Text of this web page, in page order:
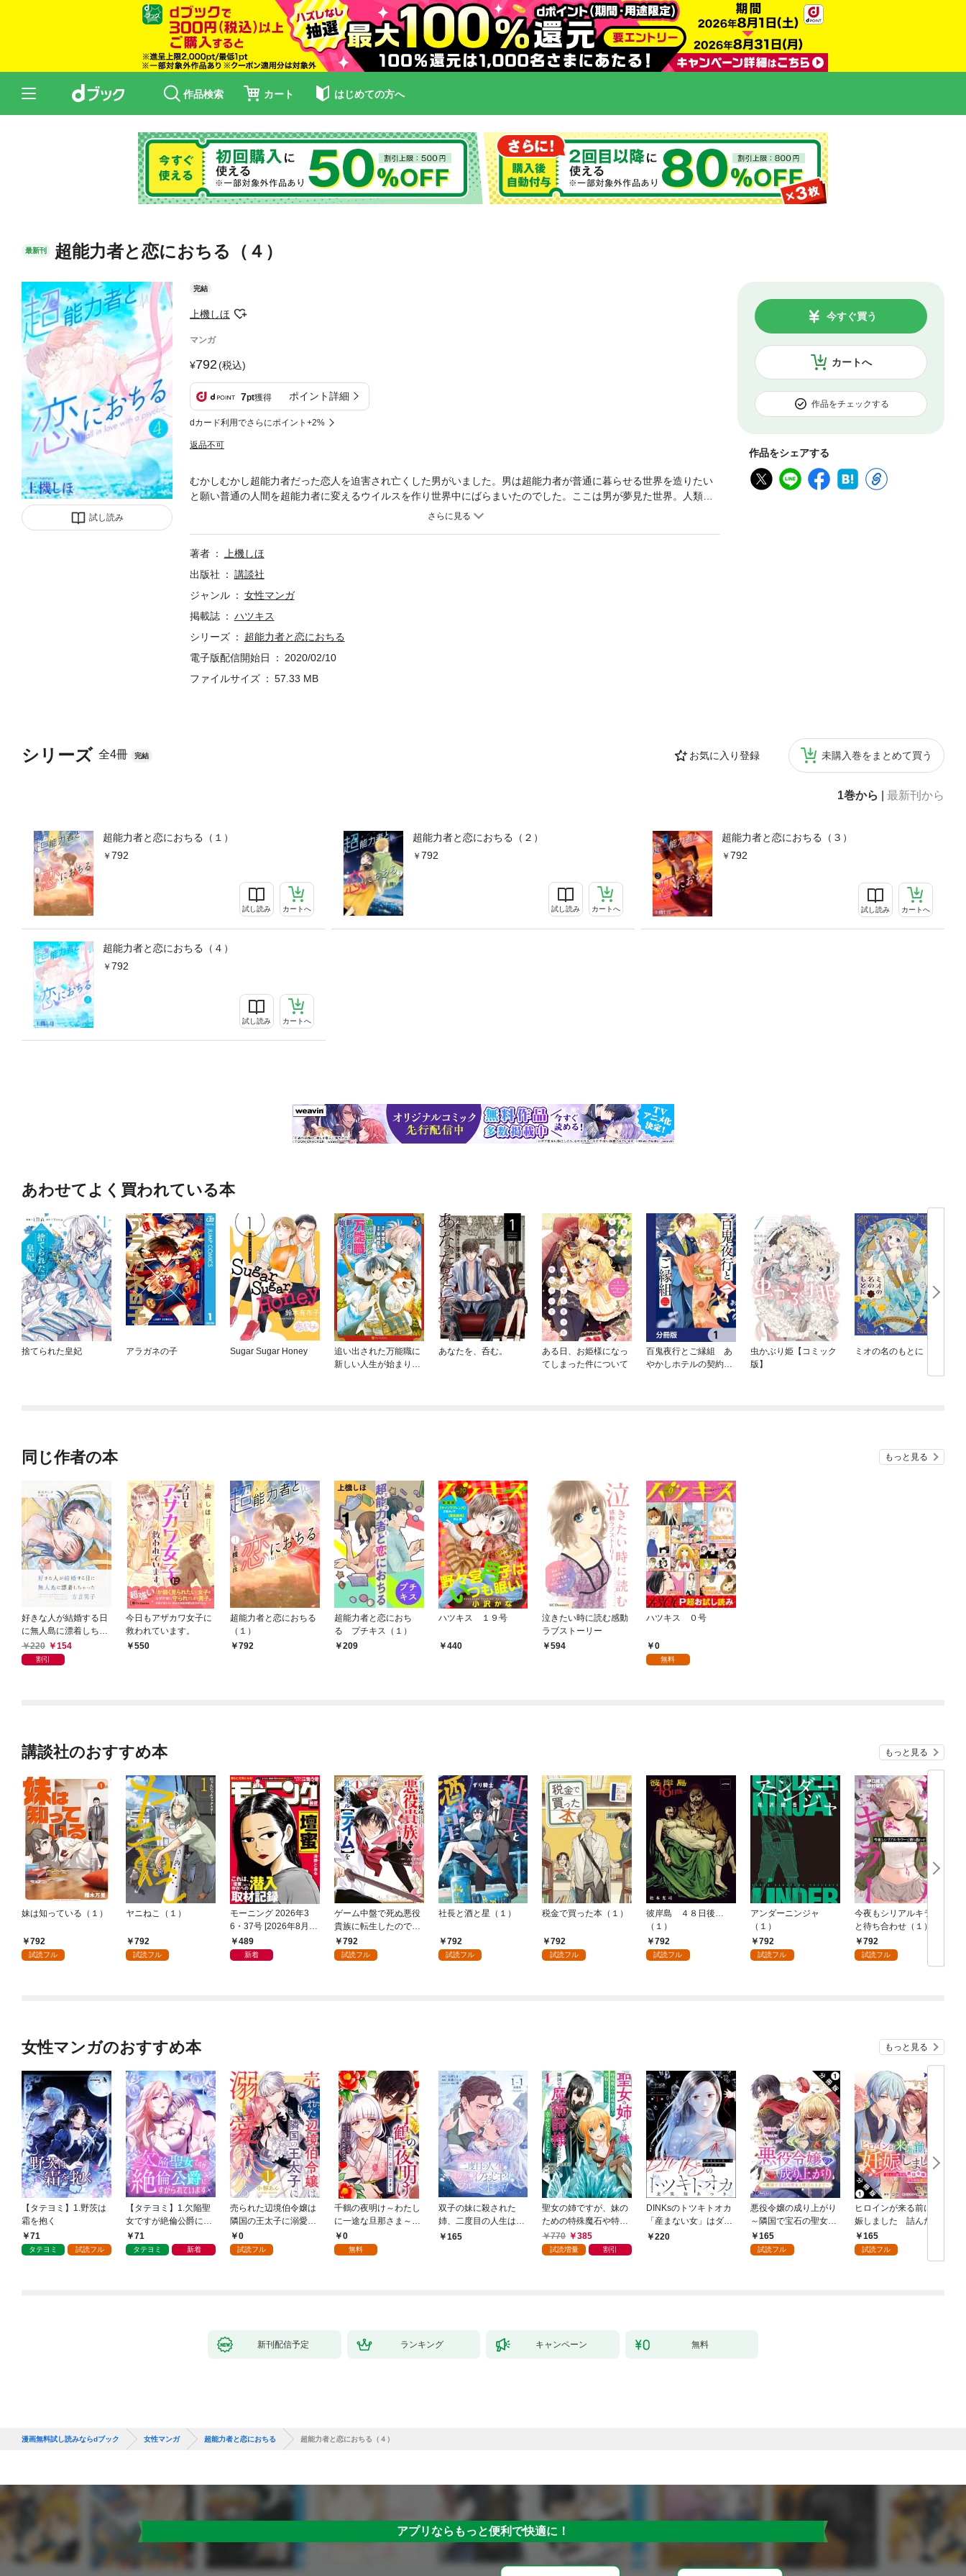
作品検索 カート はじめての方へ
最新刊 超能力者と恋におちる（４）
試し読み
完結
上機しほ
マンガ
792(税込)
7pt獲得 ポイント詳細
dカード利用でさらにポイント+2%
返品不可
カートへ
今すぐ買う
作品をチェックする
作品をシェアする
シリーズ 全4冊 完結 お気に入り登録 未購入巻をまとめて買う
1巻から 最新刊から
超能力者と恋におちる（１）
792
試し読み カートへ
超能力者と恋におちる（２）
792
試し読み カートへ
超能力者と恋におちる（３）
792
試し読み カートへ
超能力者と恋におちる（４）
792
試し読み カートへ
むかしむかし超能力者だった恋人を迫害され亡くした男がいました。男は超能力者が普通に暮らせる世界を造りたい
と願い普通の人間を超能力者に変えるウイルスを作り世界中にばらまいたのでした。ここは男が夢見た世界。人類の
４割が超能力者となった世界。超能力者が普通の生活を送っている世界。超能力を持つ者と持たざる者の恋愛模様を
著者
上機しほ
出版社
講談社
ジャンル
女性マンガ
掲載誌
ハツキス
シリーズ
超能力者と恋におちる
電子版配信開始日
2020/02/10
ファイルサイズ
57.33 MB
あわせてよく買われている本
捨てられた皇妃 アラガネの子 Sugar Sugar Honey
追い出された万能職に
新しい人生が始まりま
あなたを、呑む。
ある日、お姫様になっ
てしまった件について
百鬼夜行とご縁組 あ
やかしホテルの契約夫
虫かぶり姫【コミック
版】
ミオの名のもとに
同じ作者の本 もっと見る
好きな人が結婚する日
に無人島に漂着しちゃ
った方言男子
220 154
割引
今日もアザカワ女子に
救われています。
550
超能力者と恋におちる
（１）
792
超能力者と恋におち
る プチキス（１）
209
ハツキス １９号
440
泣きたい時に読む感動
ラブストーリー
594
ハツキス ０号
0
無料
講談社のおすすめ本 もっと見る
妹は知っている（１）
792
試読フル
ヤニねこ（１）
792
試読フル
モーニング 2026年3
6・37号 [2026年8月6
日発売]
489
新着
ゲーム中盤で死ぬ悪役
貴族に転生したので、
外れスキル【テイム】
を駆使して最強を目指
792
試読フル
社長と酒と星（１）
792
試読フル
税金で買った本（１）
792
試読フル
彼岸島 ４８日後…
（１）
792
試読フル
アンダーニンジャ
（１）
792
試読フル
今夜もシリアルキラー
と待ち合わせ（１）
792
試読フル
女性マンガのおすすめ本 もっと見る
【タテヨミ】1.野茨は
霜を抱く
71
タテヨミ 試読フル
【タテヨミ】1.欠陥聖
女ですが絶倫公爵にす
がられています
71
タテヨミ 新着
売られた辺境伯令嬢は
隣国の王太子に溺愛さ
れる 1
0
試読フル
千鶴の夜明け～わたし
に一途な旦那さま～
【分冊版】 1話「北条
家の生贄（１）」
0
無料
双子の妹に殺された
姉、二度目の人生は初
恋のイケおじ王弟にフ
165
聖女の姉ですが、妹の
ための特殊魔石や特殊
薬草の採取をやめた
ら、隣国の魔術師様の
770 385
試読増量 割引
DINKsのトツキトオカ
「産まない女」はダメ
ですか？（分冊版）
220
悪役令嬢の成り上がり
～隣国で宝石の聖女と
呼ばれるまで～（コミ
ック） 分冊版 1
165
試読フル
ヒロインが来る前に妊
娠しました 詰んだは
ずの悪役令嬢ですが、
どうやら違うようです
（コミック） 分冊版 1
165
試読フル
新刊配信予定 ランキング キャンペーン 無料
漫画無料試し読みならdブック 女性マンガ 超能力者と恋におちる 超能力者と恋におちる（４）
アプリならもっと便利で快適に！